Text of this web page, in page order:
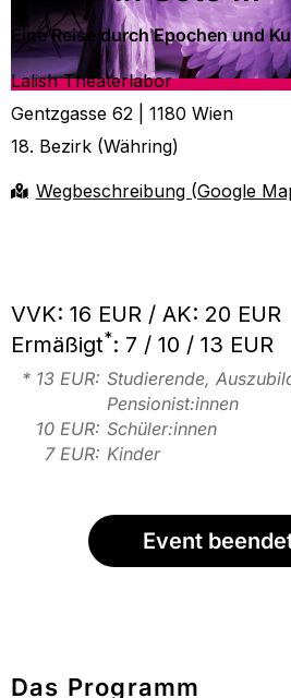
Eine Reise durch Epochen und
Lalish Theaterlabor
Gentzgasse 62 | 1180 Wien
18. Bezirk (Währing)
Wegbeschreibung (Google
VVK: 16 EUR / AK: 20 EUR
Ermäßigt*: 7 / 10 / 13 EUR
* 13 EUR: Studierende,
Pensionist:innen
10 EUR: Schüler:innen
7 EUR: Kinder
Event
Das Programm